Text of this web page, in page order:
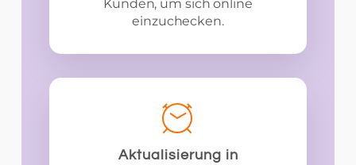
Kunden, um sich online
einzuchecken.
Aktualisierung in